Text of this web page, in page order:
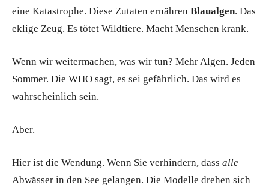
eine Katastrophe. Diese Zutaten ernähren Blaualgen. Das
eklige Zeug. Es tötet Wildtiere. Macht Menschen krank.
Wenn wir weitermachen, was wir tun? Mehr Algen. Jeden
Sommer. Die WHO sagt, es sei gefährlich. Das wird es
wahrscheinlich sein.
Aber.
Hier ist die Wendung. Wenn Sie verhindern, dass alle
Abwässer in den See gelangen. Die Modelle drehen sich